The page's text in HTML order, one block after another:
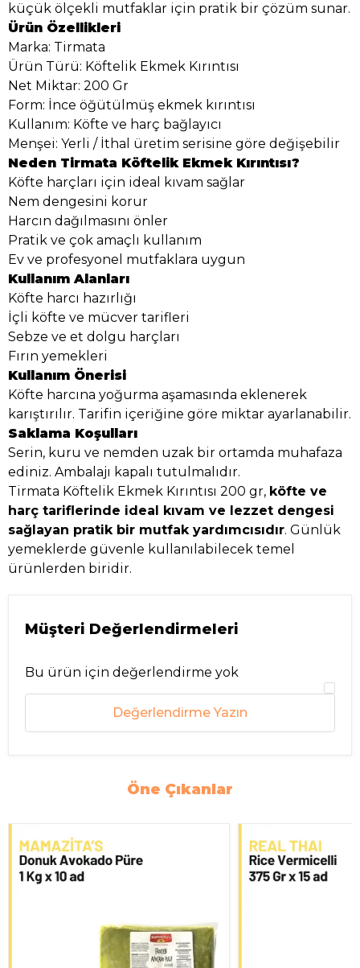
küçük ölçekli mutfaklar için pratik bir çözüm sunar.
Ürün Özellikleri
Marka: Tirmata
Ürün Türü: Köftelik Ekmek Kırıntısı
Net Miktar: 200 Gr
Form: İnce öğütülmüş ekmek kırıntısı
Kullanım: Köfte ve harç bağlayıcı
Menşei: Yerli / İthal üretim serisine göre değişebilir
Neden Tirmata Köftelik Ekmek Kırıntısı?
Köfte harçları için ideal kıvam sağlar
Nem dengesini korur
Harcın dağılmasını önler
Pratik ve çok amaçlı kullanım
Ev ve profesyonel mutfaklara uygun
Kullanım Alanları
Köfte harcı hazırlığı
İçli köfte ve mücver tarifleri
Sebze ve et dolgu harçları
Fırın yemekleri
Kullanım Önerisi
Köfte harcına yoğurma aşamasında eklenerek
karıştırılır. Tarifin içeriğine göre miktar ayarlanabilir.
Saklama Koşulları
Serin, kuru ve nemden uzak bir ortamda muhafaza
ediniz. Ambalajı kapalı tutulmalıdır.
Tirmata Köftelik Ekmek Kırıntısı 200 gr, köfte ve
harç tariflerinde ideal kıvam ve lezzet dengesi
sağlayan pratik bir mutfak yardımcısıdır. Günlük
yemeklerde güvenle kullanılabilecek temel
ürünlerden biridir.
Müşteri Değerlendirmeleri
Bu ürün için değerlendirme yok
Değerlendirme Yazın
Öne Çıkanlar